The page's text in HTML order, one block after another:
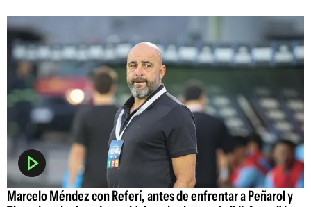
Marcelo Méndez con Referí, antes de enfrentar a Peñarol y